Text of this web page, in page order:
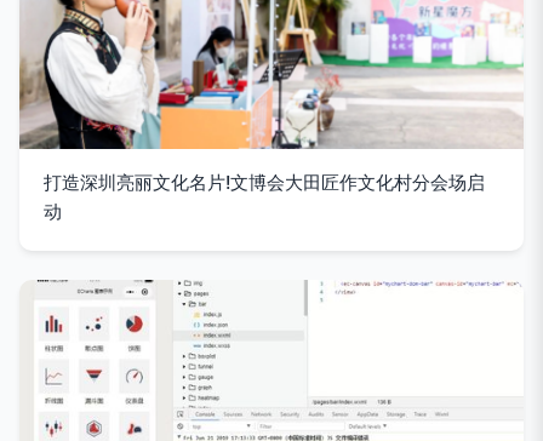
打造深圳亮丽文化名片!文博会大田匠作文化村分会场启
动